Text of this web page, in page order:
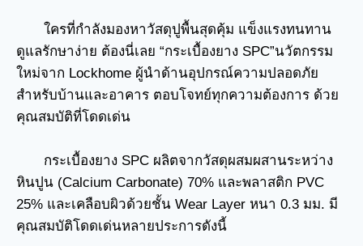
ใครที่กำลังมองหาวัสดุปูพื้นสุดคุ้ม แข็งแรงทนทาน
ดูแลรักษาง่าย ต้องนี่เลย “กระเบื้องยาง SPC”นวัตกรรม
ใหม่จาก Lockhome ผู้นำด้านอุปกรณ์ความปลอดภัย
สำหรับบ้านและอาคาร ตอบโจทย์ทุกความต้องการ ด้วย
คุณสมบัติที่โดดเด่น
กระเบื้องยาง SPC ผลิตจากวัสดุผสมผสานระหว่าง
หินปูน (Calcium Carbonate) 70% และพลาสติก PVC
25% และเคลือบผิวด้วยชั้น Wear Layer หนา 0.3 มม. มี
คุณสมบัติโดดเด่นหลายประการดังนี้